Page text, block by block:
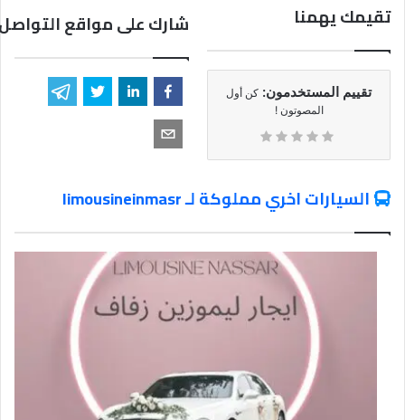
تقيمك يهمنا
تقييم المستخدمون: كن أول
المصوتون !
شارك على مواقع
السيارات اخري مملوكة لـ limousineinmasr